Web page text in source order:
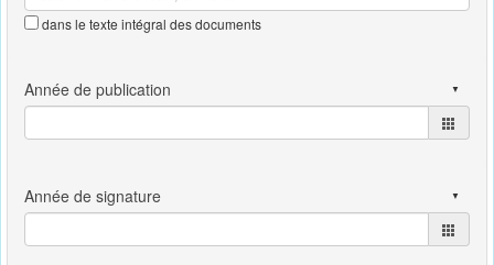
dans le texte intégral des documents